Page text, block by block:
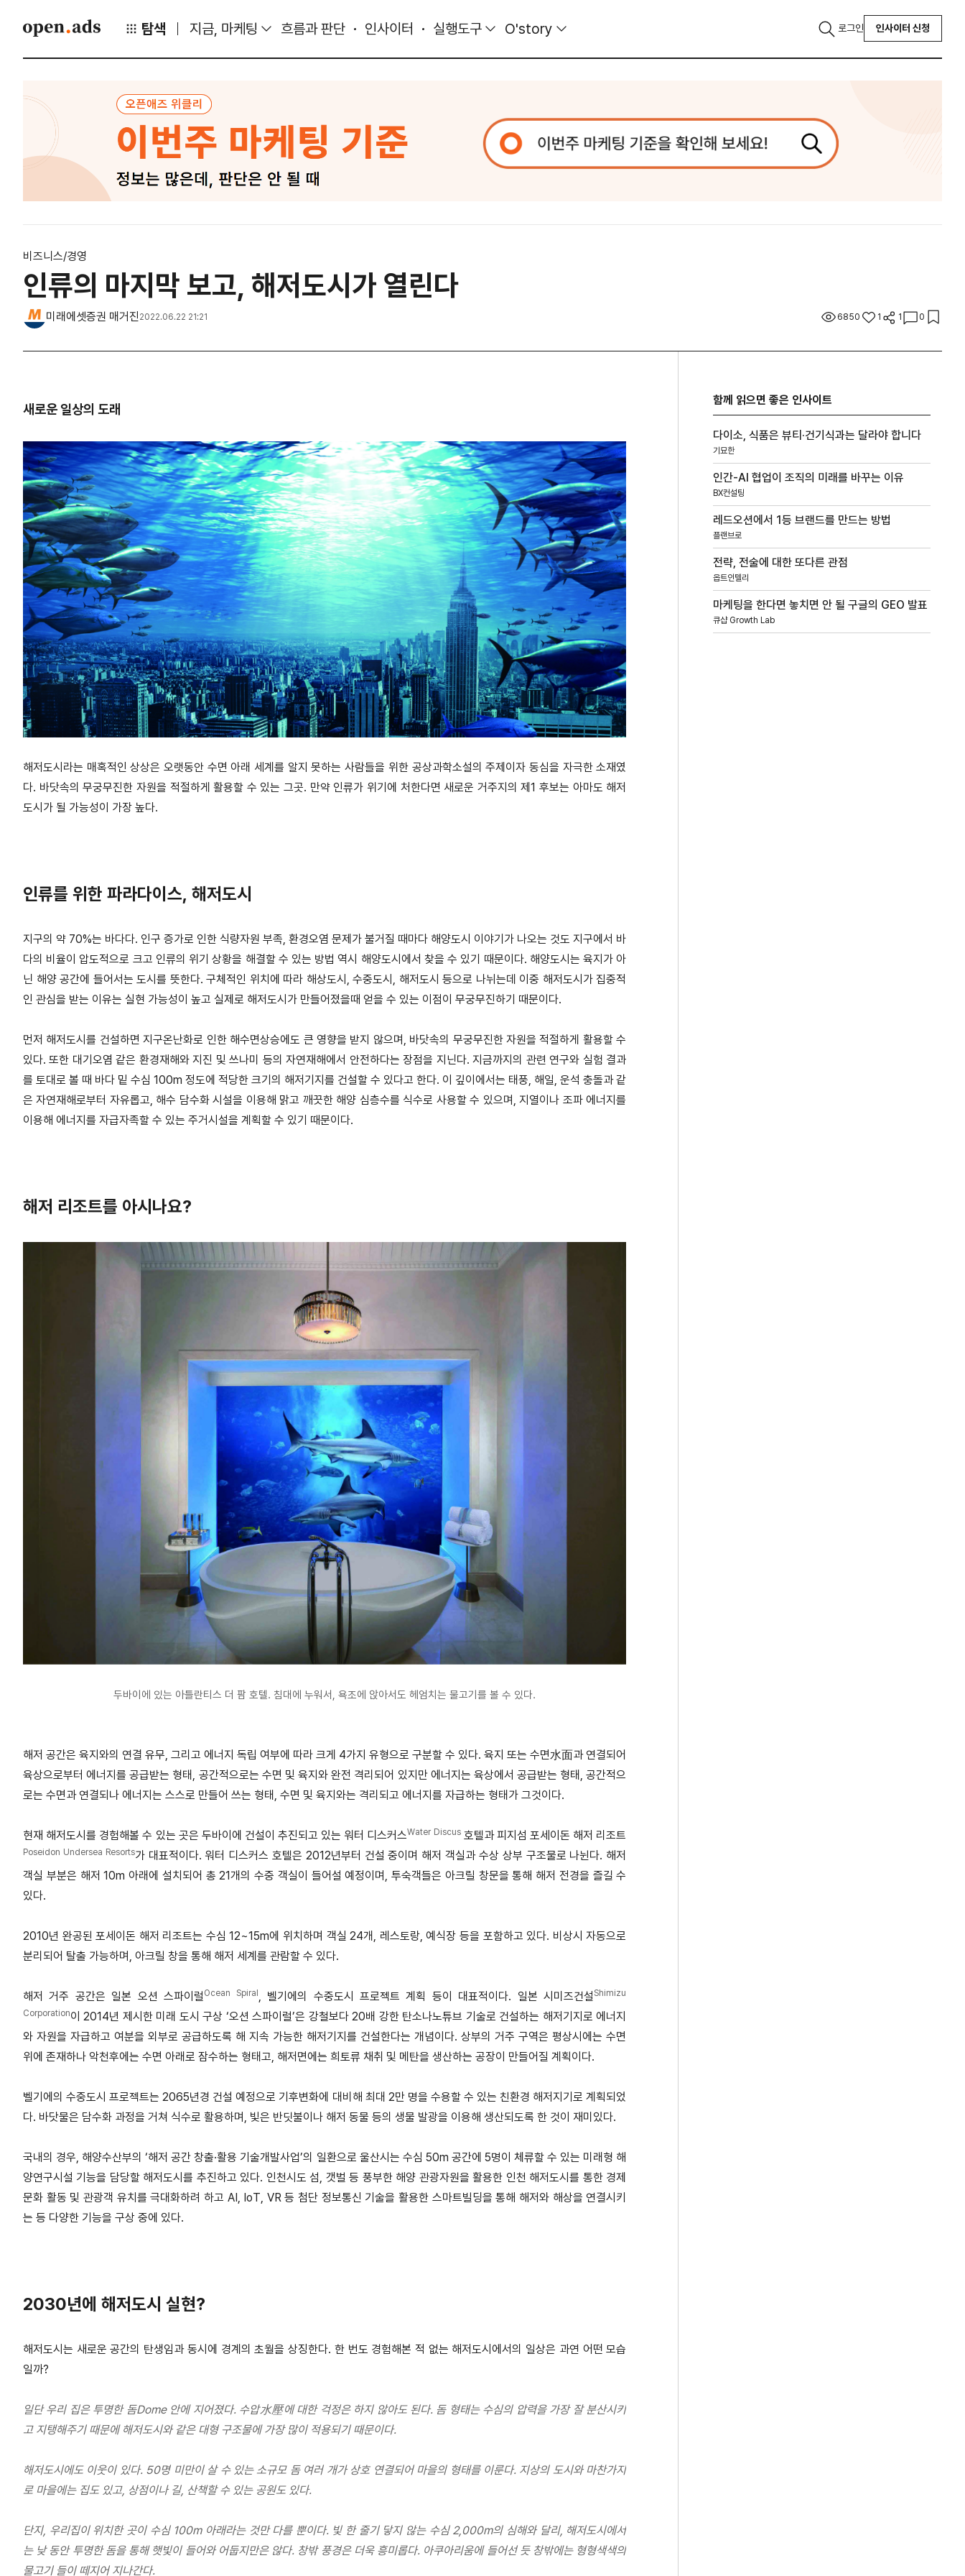
탐색 지금, 마케팅 흐름과 판단 인사이터 실행도구 O'story 로그인 인사이터 신청
비즈니스/경영
인류의 마지막 보고, 해저도시가 열린다
미래에셋증권 매거진 2022.06.22 21:21 6850 1 1 0
새로운 일상의 도래
해저도시라는 매혹적인 상상은 오랫동안 수면 아래 세계를 알지 못하는 사람들을 위한 공상과학소설의 주제이자 동심을 자극한 소재였
다. 바닷속의 무궁무진한 자원을 적절하게 활용할 수 있는 그곳. 만약 인류가 위기에 처한다면 새로운 거주지의 제1 후보는 아마도 해저
도시가 될 가능성이 가장 높다.
인류를 위한 파라다이스, 해저도시
지구의 약 70%는 바다다. 인구 증가로 인한 식량자원 부족, 환경오염 문제가 불거질 때마다 해양도시 이야기가 나오는 것도 지구에서 바
다의 비율이 압도적으로 크고 인류의 위기 상황을 해결할 수 있는 방법 역시 해양도시에서 찾을 수 있기 때문이다. 해양도시는 육지가 아
닌 해양 공간에 들어서는 도시를 뜻한다. 구체적인 위치에 따라 해상도시, 수중도시, 해저도시 등으로 나뉘는데 이중 해저도시가 집중적
인 관심을 받는 이유는 실현 가능성이 높고 실제로 해저도시가 만들어졌을때 얻을 수 있는 이점이 무궁무진하기 때문이다.
먼저 해저도시를 건설하면 지구온난화로 인한 해수면상승에도 큰 영향을 받지 않으며, 바닷속의 무궁무진한 자원을 적절하게 활용할 수
있다. 또한 대기오염 같은 환경재해와 지진 및 쓰나미 등의 자연재해에서 안전하다는 장점을 지닌다. 지금까지의 관련 연구와 실험 결과
를 토대로 볼 때 바다 밑 수심 100m 정도에 적당한 크기의 해저기지를 건설할 수 있다고 한다. 이 깊이에서는 태풍, 해일, 운석 충돌과 같
은 자연재해로부터 자유롭고, 해수 담수화 시설을 이용해 맑고 깨끗한 해양 심층수를 식수로 사용할 수 있으며, 지열이나 조파 에너지를
이용해 에너지를 자급자족할 수 있는 주거시설을 계획할 수 있기 때문이다.
해저 리조트를 아시나요?
두바이에 있는 아틀란티스 더 팜 호텔. 침대에 누워서, 욕조에 앉아서도 헤엄치는 물고기를 볼 수 있다.
해저 공간은 육지와의 연결 유무, 그리고 에너지 독립 여부에 따라 크게 4가지 유형으로 구분할 수 있다. 육지 또는 수면水面과 연결되어
육상으로부터 에너지를 공급받는 형태, 공간적으로는 수면 및 육지와 완전 격리되어 있지만 에너지는 육상에서 공급받는 형태, 공간적으
로는 수면과 연결되나 에너지는 스스로 만들어 쓰는 형태, 수면 및 육지와는 격리되고 에너지를 자급하는 형태가 그것이다.
현재 해저도시를 경험해볼 수 있는 곳은 두바이에 건설이 추진되고 있는 워터 디스커스Water Discus호텔과 피지섬 포세이돈 해저 리조트
Poseidon Undersea Resorts가 대표적이다. 워터 디스커스 호텔은 2012년부터 건설 중이며 해저 객실과 수상 상부 구조물로 나뉜다. 해저
객실 부분은 해저 10m 아래에 설치되어 총 21개의 수중 객실이 들어설 예정이며, 투숙객들은 아크릴 창문을 통해 해저 전경을 즐길 수
있다.
2010년 완공된 포세이돈 해저 리조트는 수심 12~15m에 위치하며 객실 24개, 레스토랑, 예식장 등을 포함하고 있다. 비상시 자동으로
분리되어 탈출 가능하며, 아크릴 창을 통해 해저 세계를 관람할 수 있다.
해저 거주 공간은 일본 오션 스파이럴 Ocean Spiral , 벨기에의 수중도시 프로젝트 계획 등이 대표적이다. 일본 시미즈건설 Shimizu
Corporation이 2014년 제시한 미래 도시 구상 ‘오션 스파이럴’은 강철보다 20배 강한 탄소나노튜브 기술로 건설하는 해저기지로 에너지
와 자원을 자급하고 여분을 외부로 공급하도록 해 지속 가능한 해저기지를 건설한다는 개념이다. 상부의 거주 구역은 평상시에는 수면
위에 존재하나 악천후에는 수면 아래로 잠수하는 형태고, 해저면에는 희토류 채취 및 메탄을 생산하는 공장이 만들어질 계획이다.
벨기에의 수중도시 프로젝트는 2065년경 건설 예정으로 기후변화에 대비해 최대 2만 명을 수용할 수 있는 친환경 해저지기로 계획되었
다. 바닷물은 담수화 과정을 거쳐 식수로 활용하며, 빛은 반딧불이나 해저 동물 등의 생물 발광을 이용해 생산되도록 한 것이 재미있다.
국내의 경우, 해양수산부의 ‘해저 공간 창출·활용 기술개발사업’의 일환으로 울산시는 수심 50m 공간에 5명이 체류할 수 있는 미래형 해
양연구시설 기능을 담당할 해저도시를 추진하고 있다. 인천시도 섬, 갯벌 등 풍부한 해양 관광자원을 활용한 인천 해저도시를 통한 경제
문화 활동 및 관광객 유치를 극대화하려 하고 AI, IoT, VR 등 첨단 정보통신 기술을 활용한 스마트빌딩을 통해 해저와 해상을 연결시키
는 등 다양한 기능을 구상 중에 있다.
2030년에 해저도시 실현?
해저도시는 새로운 공간의 탄생임과 동시에 경계의 초월을 상징한다. 한 번도 경험해본 적 없는 해저도시에서의 일상은 과연 어떤 모습
일까?
일단 우리 집은 투명한 돔Dome 안에 지어졌다. 수압水壓에 대한 걱정은 하지 않아도 된다. 돔 형태는 수심의 압력을 가장 잘 분산시키
고 지탱해주기 때문에 해저도시와 같은 대형 구조물에 가장 많이 적용되기 때문이다.
해저도시에도 이웃이 있다. 50명 미만이 살 수 있는 소규모 돔 여러 개가 상호 연결되어 마을의 형태를 이룬다. 지상의 도시와 마찬가지
로 마을에는 집도 있고, 상점이나 길, 산책할 수 있는 공원도 있다.
단지, 우리집이 위치한 곳이 수심 100m 아래라는 것만 다를 뿐이다. 빛 한 줄기 닿지 않는 수심 2,000m의 심해와 달리, 해저도시에서
는 낮 동안 투명한 돔을 통해 햇빛이 들어와 어둡지만은 않다. 창밖 풍경은 더욱 흥미롭다. 아쿠아리움에 들어선 듯 창밖에는 형형색색의
물고기 들이 떼지어 지나간다.
함께 읽으면 좋은 인사이트
다이소, 식품은 뷰티·건기식과는 달라야 합니다
기묘한
인간-AI 협업이 조직의 미래를 바꾸는 이유
BX컨설팅
레드오션에서 1등 브랜드를 만드는 방법
플랜브로
전략, 전술에 대한 또다른 관점
옵트인텔리
마케팅을 한다면 놓치면 안 될 구글의 GEO 발표
큐샵 Growth Lab